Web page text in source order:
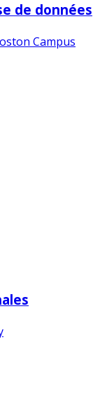
de données
Campus